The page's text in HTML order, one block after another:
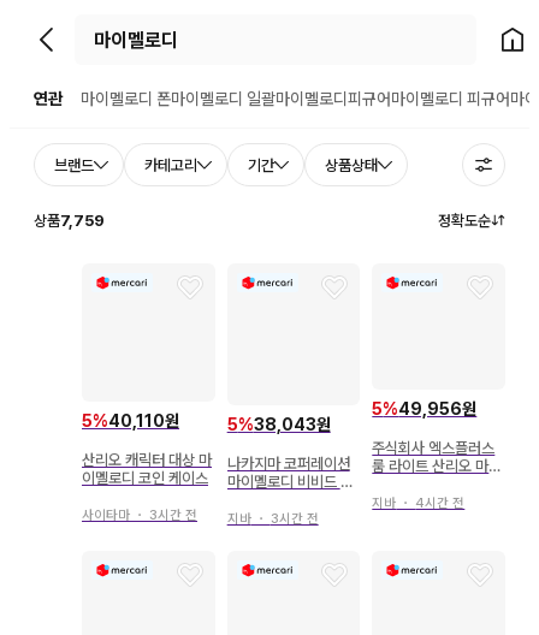
뒤로가기 홈으
연관 마이멜로디 폰마이멜로디 일괄마이멜로디피규어마이멜로디 피규어마
브랜드 카테고리 기간 상품상태
상품7,759 정확도순
5%40,110원
산리오 캐릭터 대상 마
이멜로디 코인 케이스
사이타마 ・ 3시간 전
5%38,043원
나카지마 코퍼레이션
마이멜로디 비비드 캡
년
지바・ 3시간 전
5%49,956원
주식회사 엑스플러스
룸 라이트 산리오 마이
지바 ・ 4시간 전